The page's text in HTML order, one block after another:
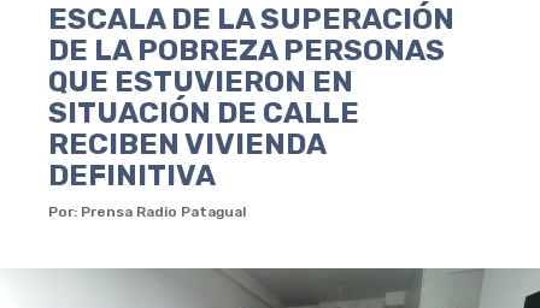
ESCALA DE LA SUPERACIÓN
DE LA POBREZA PERSONAS
QUE ESTUVIERON EN
SITUACIÓN DE CALLE
RECIBEN VIVIENDA
DEFINITIVA
Por: Prensa Radio Patagual